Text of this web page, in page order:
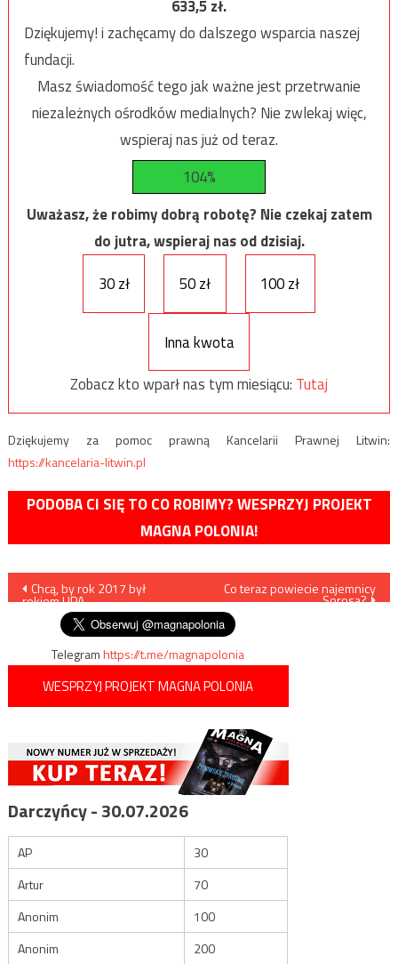
633,5zł.
Dziękujemy! i zachęcamy do dalszego wsparcia naszej
fundacji.
Masz świadomość tego jak ważne jest przetrwanie
niezależnych ośrodków medialnych? Nie zwlekaj więc,
wspieraj nas już od teraz.
104%
Uważasz, że robimy dobrą robotę? Nie czekaj zatem
do jutra, wspieraj nas od dzisiaj.
30 zł
50 zł 100 zł
Inna kwota
Zobacz kto wparł nas tym miesiącu: Tutaj
Dziękujemy za pomoc prawną Kancelarii Prawnej Litwin:
https://kancelaria-litwin.pl
PODOBA CI SIĘ TO CO ROBIMY? WESPRZYJ PROJEKT
MAGNA POLONIA!
Nawigacja
wpisu
Chcą, by rok 2017 był
rokiem UPA
Co teraz powiecie najemnicy
Sorosa?
Telegramhttps://t.me/magnapolonia
WESPRZYJ PROJEKT MAGNA POLONIA
Darczyńcy - 30.07.2026
AP
30
Artur
70
Anonim
100
Anonim
200